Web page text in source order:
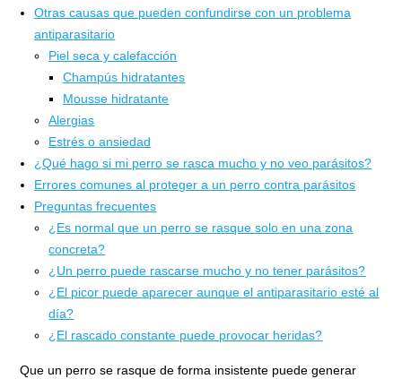
Otras causas que pueden confundirse con un problema
antiparasitario
Piel seca y calefacción
Champús hidratantes
Mousse hidratante
Alergias
Estrés o ansiedad
¿Qué hago si mi perro se rasca mucho y no veo parásitos?
Errores comunes al proteger a un perro contra parásitos
Preguntas frecuentes
¿Es normal que un perro se rasque solo en una zona
concreta?
¿Un perro puede rascarse mucho y no tener parásitos?
¿El picor puede aparecer aunque el antiparasitario esté al
día?
¿El rascado constante puede provocar heridas?
Que un perro se rasque de forma insistente puede generar